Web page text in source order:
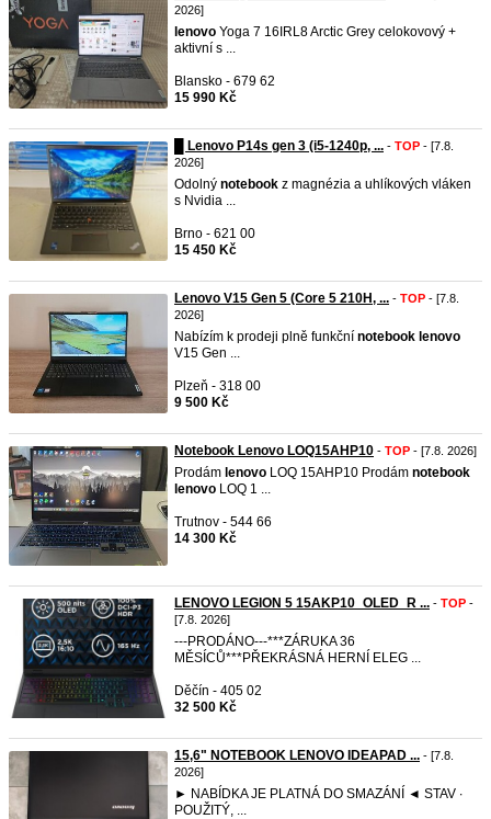
2026]
lenovo Yoga 7 16IRL8 Arctic Grey celokovový +
aktivní s ...
Blansko - 679 62
15 990 Kč
█ Lenovo P14s gen 3 (i5-1240p, ... - TOP - [7.8.
2026]
Odolný notebook z magnézia a uhlíkových vláken
s Nvidia ...
Brno - 621 00
15 450 Kč
Lenovo V15 Gen 5 (Core 5 210H, ... - TOP - [7.8.
2026]
Nabízím k prodeji plně funkční notebook lenovo
V15 Gen ...
Plzeň - 318 00
9 500 Kč
Notebook Lenovo LOQ15AHP10 - TOP - [7.8. 2026]
Prodám lenovo LOQ 15AHP10 Prodám notebook
lenovo LOQ 1 ...
Trutnov - 544 66
14 300 Kč
LENOVO LEGION 5 15AKP10_OLED_R ... - TOP -
[7.8. 2026]
---PRODÁNO---***ZÁRUKA 36
MĚSÍCŮ***PŘEKRÁSNÁ HERNÍ ELEG ...
Děčín - 405 02
32 500 Kč
15,6" NOTEBOOK LENOVO IDEAPAD ... - [7.8.
2026]
► NABÍDKA JE PLATNÁ DO SMAZÁNÍ ◄ STAV ∙
POUŽITÝ, ...